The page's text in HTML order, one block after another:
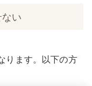
い
ります。以下の方